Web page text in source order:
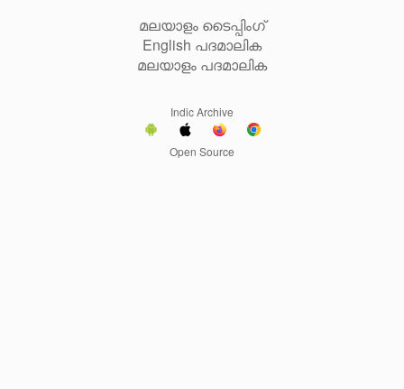
മലയാളം ടൈപ്പിംഗ്
English പദമാലിക
മലയാളം പദമാലിക
Indic Archive
Open Source